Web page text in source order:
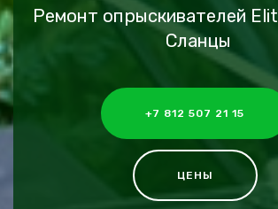
Ремонт опрыскивателей
Сланцы
+7 812 507 21 15
ЦЕНЫ